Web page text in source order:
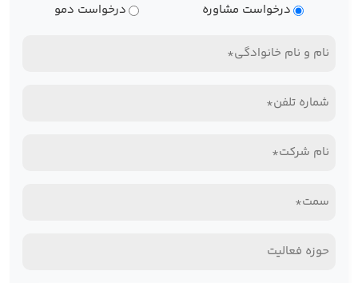
درخواست مشاوره درخواست دمو
نام
نام
(Required)
تلفن
(Required)نام
(Required)سمت*
حوزه